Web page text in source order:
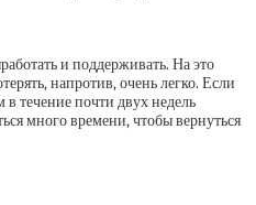
и поддерживать. На это
напротив, очень легко. Если
течение почти двух недель
много времени, чтобы вернуться